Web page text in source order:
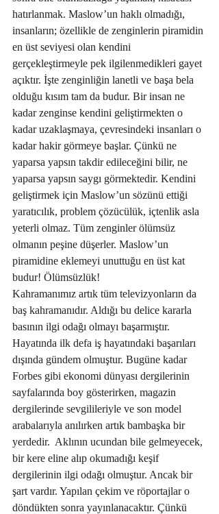
hatırlanmak. Maslow’un haklı olmadığı,
insanların; özellikle de zenginlerin piramidin
en üst seviyesi olan kendini
gerçekleştirmeyle pek ilgilenmedikleri gayet
açıktır. İşte zenginliğin lanetli ve başa bela
olduğu kısım tam da budur. Bir insan ne
kadar zenginse kendini geliştirmekten o
kadar uzaklaşmaya, çevresindeki insanları o
kadar hakir görmeye başlar. Çünkü ne
yaparsa yapsın takdir edileceğini bilir, ne
yaparsa yapsın saygı görmektedir. Kendini
geliştirmek için Maslow’un sözünü ettiği
yaratıcılık, problem çözücülük, içtenlik asla
yeterli olmaz. Tüm zenginler ölümsüz
olmanın peşine düşerler. Maslow’un
piramidine eklemeyi unuttuğu en üst kat
budur! Ölümsüzlük!
Kahramanımız artık tüm televizyonların da
baş kahramanıdır. Aldığı bu delice kararla
basının ilgi odağı olmayı başarmıştır.
Hayatında ilk defa iş hayatındaki başarıları
dışında gündem olmuştur. Bugüne kadar
Forbes gibi ekonomi dünyası dergilerinin
sayfalarında boy gösterirken, magazin
dergilerinde sevgilileriyle ve son model
arabalarıyla anılırken artık bambaşka bir
yerdedir.  Aklının ucundan bile gelmeyecek,
bir kere eline alıp okumadığı keşif
dergilerinin ilgi odağı olmuştur. Ancak bir
şart vardır. Yapılan çekim ve röportajlar o
döndükten sonra yayınlanacaktır. Çünkü